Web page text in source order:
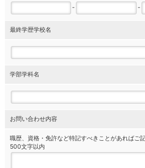
- -
最終学歴学校名
学部学科名
お問い合わせ内容
職歴、資格・免許など特記すべきことがあればご
500文字以内